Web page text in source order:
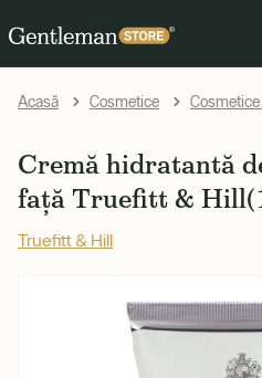
Acasă Cosmetice
Cremă hidratantă
față Truefitt &
Truefitt & Hill